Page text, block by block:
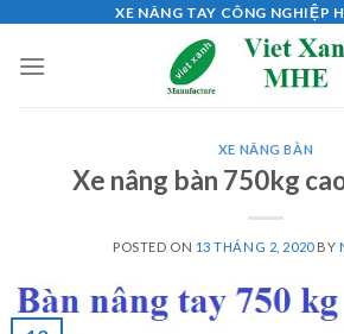
content
XE NÂNG TAY CÔNG NGHIỆP
XE NÂNG BÀN
Xe nâng bàn 750kg
POSTED ON 13 THÁNG 2, 2020BY